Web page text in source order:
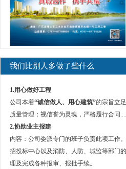
我们比别人多做了些什么
1.用心做好工程
公司本着“诚信做人、用心建筑”的宗旨立
质量管理；视信誉为灵魂，严格履行合同
2.协助业主报建
内容：公司委派专门的班子负责此项工作
招投标中心以及消防、人防、城监等部门
理及完成各种报审、报批手续。